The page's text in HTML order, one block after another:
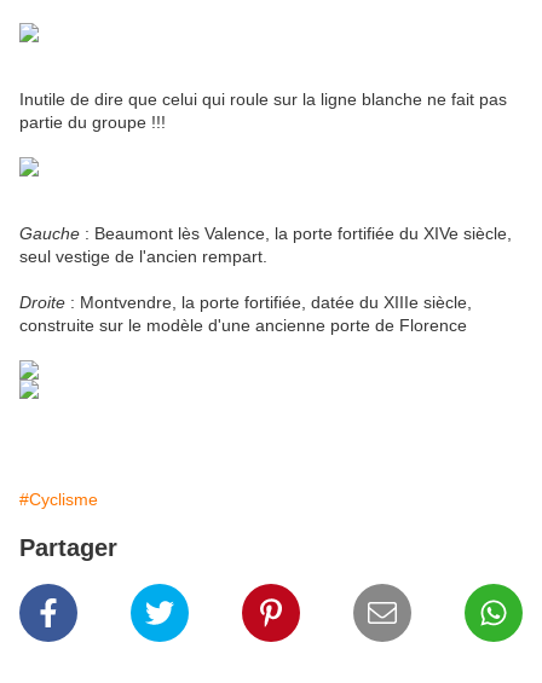
Inutile de dire que celui qui roule sur la ligne blanche ne fait pas
partie du groupe !!!
Gauche : Beaumont lès Valence, la porte fortifiée du XIVe siècle,
seul vestige de l'ancien rempart.
Droite : Montvendre, la porte fortifiée, datée du XIIIe siècle,
construite sur le modèle d'une ancienne porte de Florence
#Cyclisme
Partager